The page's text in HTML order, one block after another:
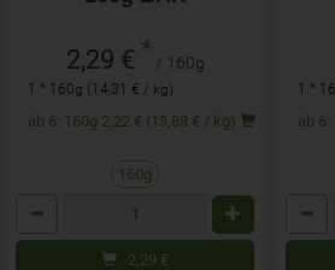
2,29 € * / 160g
1 * 160g (14,31 € / kg)
ab 6: 160g 2,22 € (13,88 € / kg)
160g
2,29 €
1 *